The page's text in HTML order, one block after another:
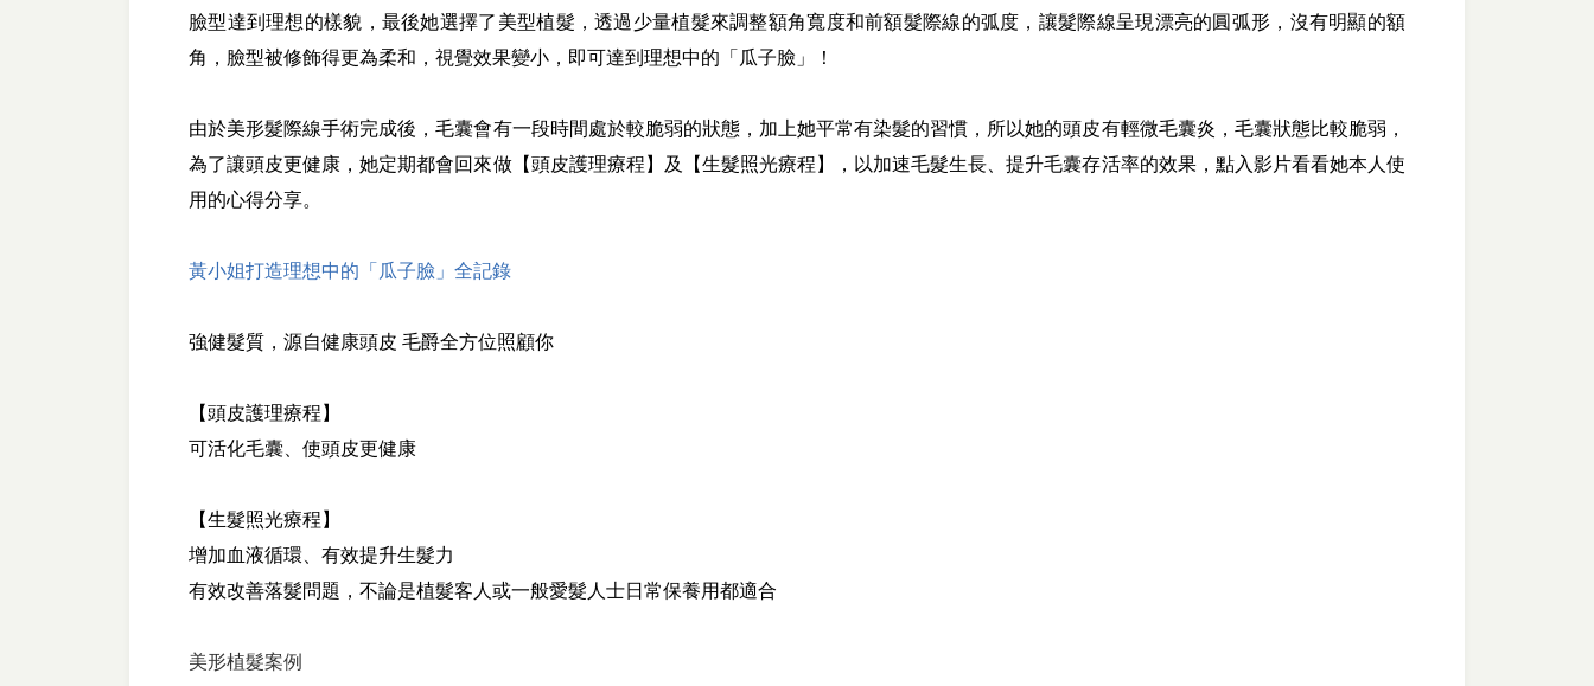
臉型達到理想的樣貌，最後她選擇了美型植髮，透過少量植髮來調整額角寬度和前額髮際線的弧度，讓髮際線呈現漂亮的圓弧形，沒有明顯的額
角，臉型被修飾得更為柔和，視覺效果變小，即可達到理想中的「瓜子臉」！
由於美形髮際線手術完成後，毛囊會有一段時間處於較脆弱的狀態，加上她平常有染髮的習慣，所以她的頭皮有輕微毛囊炎，毛囊狀態比較脆弱，
為了讓頭皮更健康，她定期都會回來做【頭皮護理療程】及【生髮照光療程】，以加速毛髮生長、提升毛囊存活率的效果，點入影片看看她本人使
用的心得分享。
黃小姐打造理想中的「瓜子臉」全記錄
強健髮質，源自健康頭皮 毛爵全方位照顧你
【頭皮護理療程】
可活化毛囊、使頭皮更健康
【生髮照光療程】
增加血液循環、有效提升生髮力
有效改善落髮問題，不論是植髮客人或一般愛髮人士日常保養用都適合
美形植髮案例